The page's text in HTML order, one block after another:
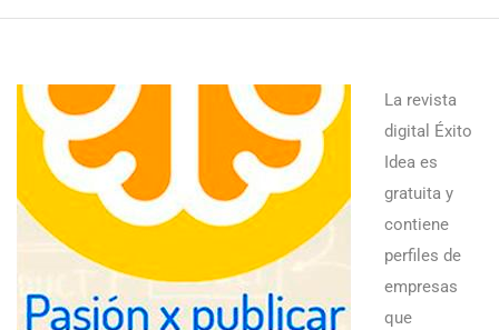
La revista
digital Éxito
Idea es
gratuita y
contiene
perfiles de
empresas
que